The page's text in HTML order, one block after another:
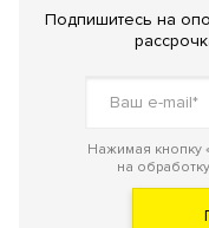
Подпишитесь на
Нажимая кнопку
на